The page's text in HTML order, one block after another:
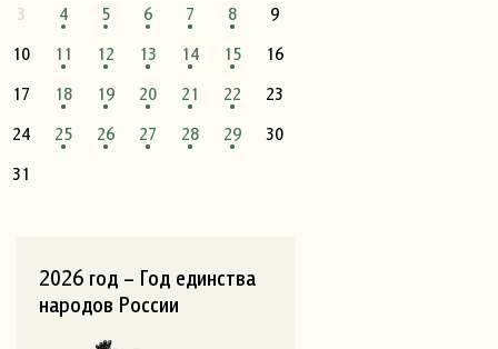
3
4 5 6 7 8
9
10
11 12 13 14 15
16
17
18 19 20 21 22
23
24
25 26 27 28 29
30
31
2026 год – Год единства
народов России